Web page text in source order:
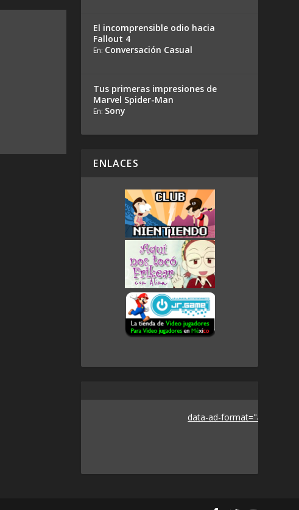
El incomprensible odio hacia
Fallout 4
En: Conversación Casual
Tus primeras impresiones de
Marvel Spider-Man
En: Sony
ENLACES
data-ad-format="auto">